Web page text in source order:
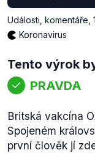
Události, komentáře
Koronavirus
Tento výrok
PRAVDA
Britská vakcína
Spojeném
první člověk jí